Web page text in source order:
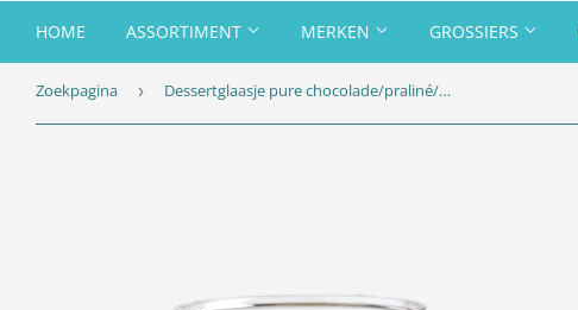
HOME ASSORTIMENT MERKEN GROSSIERS
Zoekpagina › Dessertglaasje pure chocolade/praliné/ganache kunststof, 40x66ml